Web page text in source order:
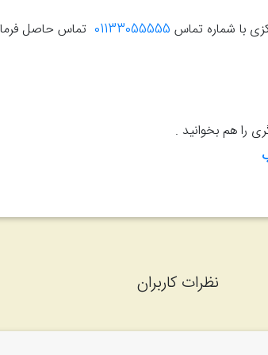
با شماره تماس 01133055555 تماس حاصل
را هم بخوانید .
نظرات کاربران